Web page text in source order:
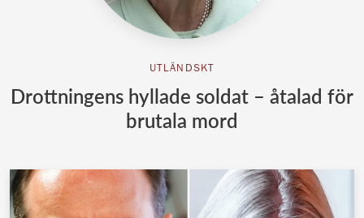
UTLÄNDSKT
Drottningens hyllade soldat – åtalad för
brutala mord